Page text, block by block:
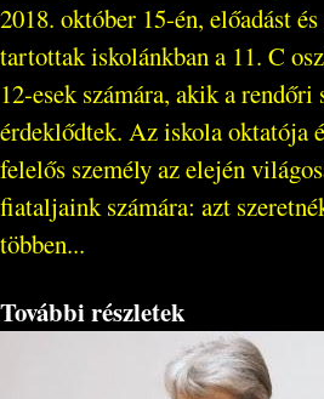
2018. október 15-én, előadást
tartottak iskolánkban a 11. C
12-esek számára, akik a
érdeklődtek. Az iskola oktatója
felelős személy az elején
fiataljaink számára: azt
többen...
További részletek